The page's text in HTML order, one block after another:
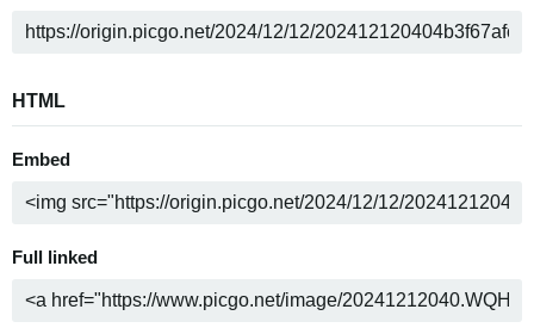
HTML
Embed
Full linked